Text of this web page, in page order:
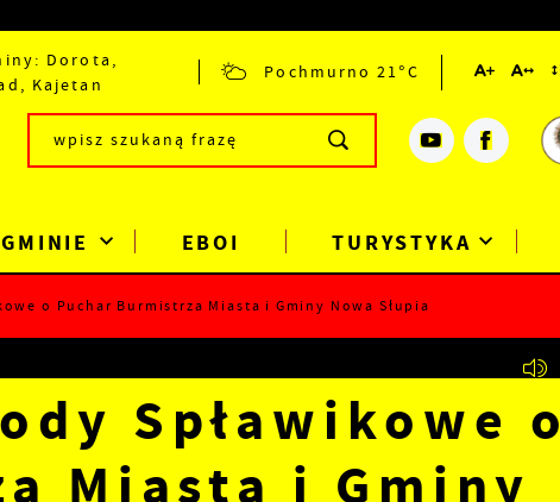
Dorota,
Kajetan
Pochmurno 21°C
EBOI TURYSTYKA
o Puchar Burmistrza Miasta i Gminy Nowa Słupia
Spławikowe o
Miasta i Gminy